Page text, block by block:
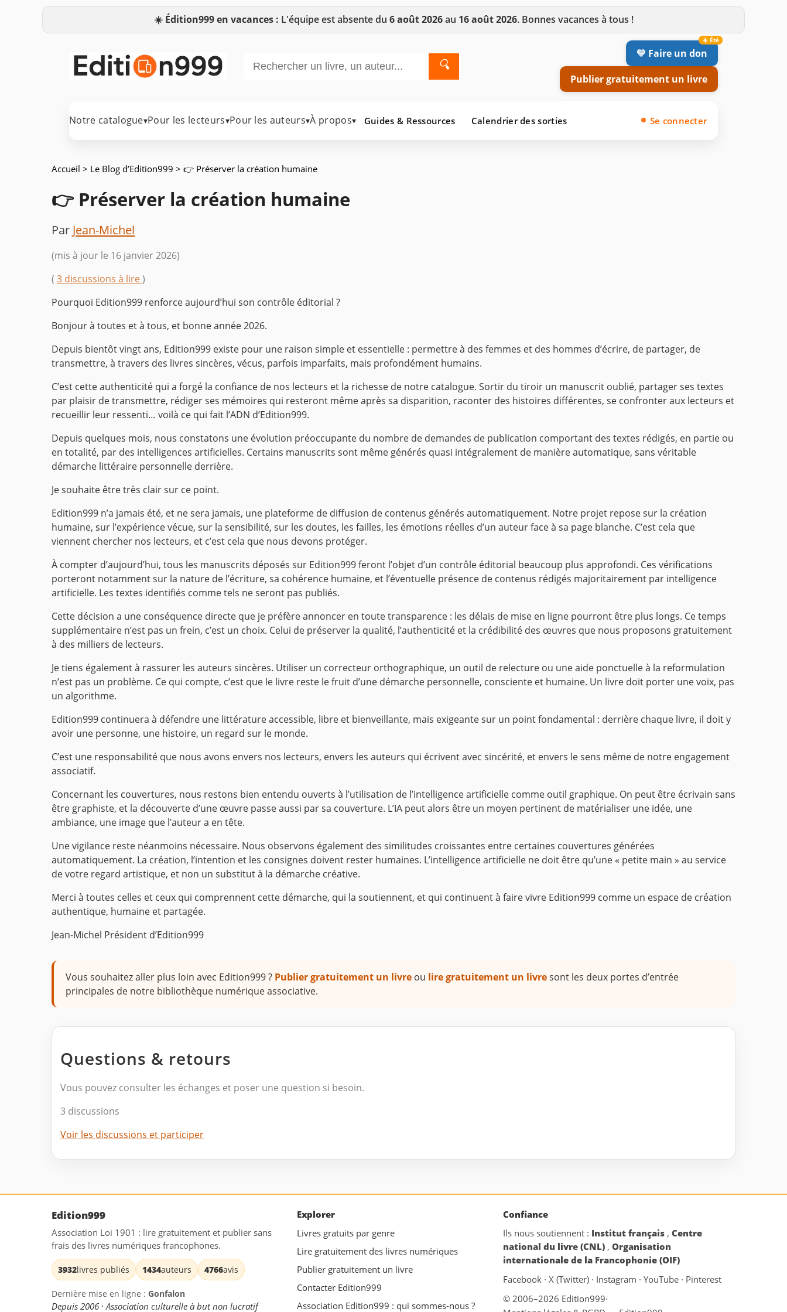
☀️ Édition999 en vacances : L'équipe est absente du 6 août 2026au 16 août 2026. Bonnes vacances à tous !
🔍
💛 Faire un don
Publier gratuitement un livre
Notre catalogue▾Pour les lecteurs▾Pour les auteurs▾À propos▾ Guides & Ressources Calendrier des sorties Se connecter
Accueil > Le Blog d’Edition999 > 👉 Préserver la création humaine
👉 Préserver la création humaine
Par Jean-Michel
(mis à jour le 16 janvier 2026)
( 3 discussions à lire)
Pourquoi Edition999 renforce aujourd’hui son contrôle éditorial ?
Bonjour à toutes et à tous, et bonne année 2026.
Depuis bientôt vingt ans, Edition999 existe pour une raison simple et essentielle : permettre à des femmes et des hommes d’écrire, de partager, de
transmettre, à travers des livres sincères, vécus, parfois imparfaits, mais profondément humains.
C’est cette authenticité qui a forgé la confiance de nos lecteurs et la richesse de notre catalogue. Sortir du tiroir un manuscrit oublié, partager ses textes
par plaisir de transmettre, rédiger ses mémoires qui resteront même après sa disparition, raconter des histoires différentes, se confronter aux lecteurs et
recueillir leur ressenti… voilà ce qui fait l’ADN d’Edition999.
Depuis quelques mois, nous constatons une évolution préoccupante du nombre de demandes de publication comportant des textes rédigés, en partie ou
en totalité, par des intelligences artificielles. Certains manuscrits sont même générés quasi intégralement de manière automatique, sans véritable
démarche littéraire personnelle derrière.
Je souhaite être très clair sur ce point.
Edition999 n’a jamais été, et ne sera jamais, une plateforme de diffusion de contenus générés automatiquement. Notre projet repose sur la création
humaine, sur l’expérience vécue, sur la sensibilité, sur les doutes, les failles, les émotions réelles d’un auteur face à sa page blanche. C’est cela que
viennent chercher nos lecteurs, et c’est cela que nous devons protéger.
À compter d’aujourd’hui, tous les manuscrits déposés sur Edition999 feront l’objet d’un contrôle éditorial beaucoup plus approfondi. Ces vérifications
porteront notamment sur la nature de l’écriture, sa cohérence humaine, et l’éventuelle présence de contenus rédigés majoritairement par intelligence
artificielle. Les textes identifiés comme tels ne seront pas publiés.
Cette décision a une conséquence directe que je préfère annoncer en toute transparence : les délais de mise en ligne pourront être plus longs. Ce temps
supplémentaire n’est pas un frein, c’est un choix. Celui de préserver la qualité, l’authenticité et la crédibilité des œuvres que nous proposons gratuitement
à des milliers de lecteurs.
Je tiens également à rassurer les auteurs sincères. Utiliser un correcteur orthographique, un outil de relecture ou une aide ponctuelle à la reformulation
n’est pas un problème. Ce qui compte, c’est que le livre reste le fruit d’une démarche personnelle, consciente et humaine. Un livre doit porter une voix, pas
un algorithme.
Edition999 continuera à défendre une littérature accessible, libre et bienveillante, mais exigeante sur un point fondamental : derrière chaque livre, il doit y
avoir une personne, une histoire, un regard sur le monde.
C’est une responsabilité que nous avons envers nos lecteurs, envers les auteurs qui écrivent avec sincérité, et envers le sens même de notre engagement
associatif.
Concernant les couvertures, nous restons bien entendu ouverts à l’utilisation de l’intelligence artificielle comme outil graphique. On peut être écrivain sans
être graphiste, et la découverte d’une œuvre passe aussi par sa couverture. L’IA peut alors être un moyen pertinent de matérialiser une idée, une
ambiance, une image que l’auteur a en tête.
Une vigilance reste néanmoins nécessaire. Nous observons également des similitudes croissantes entre certaines couvertures générées
automatiquement. La création, l’intention et les consignes doivent rester humaines. L’intelligence artificielle ne doit être qu’une « petite main » au service
de votre regard artistique, et non un substitut à la démarche créative.
Merci à toutes celles et ceux qui comprennent cette démarche, qui la soutiennent, et qui continuent à faire vivre Edition999 comme un espace de création
authentique, humaine et partagée.
Jean-Michel Président d’Edition999
Vous souhaitez aller plus loin avec Edition999 ? Publier gratuitement un livre ou lire gratuitement un livresont les deux portes d’entrée
principales de notre bibliothèque numérique associative.
Questions & retours
Vous pouvez consulter les échanges et poser une question si besoin.
3 discussions
Voir les discussions et participer
Edition999
Association Loi 1901 : lire gratuitement et publier sans
frais des livres numériques francophones.
3932livres publiés 1434auteurs 4766avis
Dernière mise en ligne : Gonfalon
Depuis 2006 · Association culturelle à but non lucratif
Explorer
Livres gratuits par genre
Lire gratuitement des livres numériques
Publier gratuitement un livre
Contacter Edition999
Association Edition999 : qui sommes-nous ?
Confiance
Ils nous soutiennent : Institut français ,Centre
national du livre (CNL) ,Organisation
internationale de la Francophonie (OIF)
Facebook · X (Twitter) · Instagram · YouTube · Pinterest
© 2006–2026 Edition999·